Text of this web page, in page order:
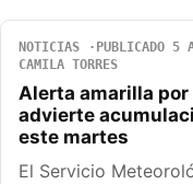
NOTICIAS PUBLICADO 5
CAMILA TORRES
Alerta amarilla por
advierte
este martes
El Servicio